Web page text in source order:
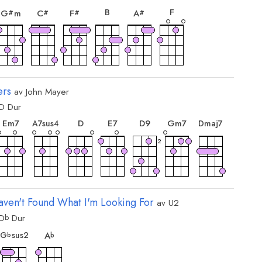
G#m
C#
F#
B
A#
F
av John Mayer
Dur
Em7
akkord
A7sus4 D
E7
D9
2
Gm7 Dmaj7
C7sus4
akkord
Found What I'm Looking For av U2
b Dur
Gbsus2 Ab